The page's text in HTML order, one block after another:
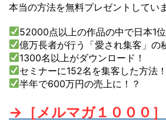
本当の方法を無料プレゼントしてい
52000点以上の作品の中で日本1位
億万長者が行う「愛され集客」の
1300名以上がダウンロード！
セミナーに152名を集客した方法！
半年で600万円の売上に！？
→［メルマガ１０００